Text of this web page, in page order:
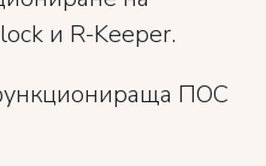
и R-Keeper.
ПОС